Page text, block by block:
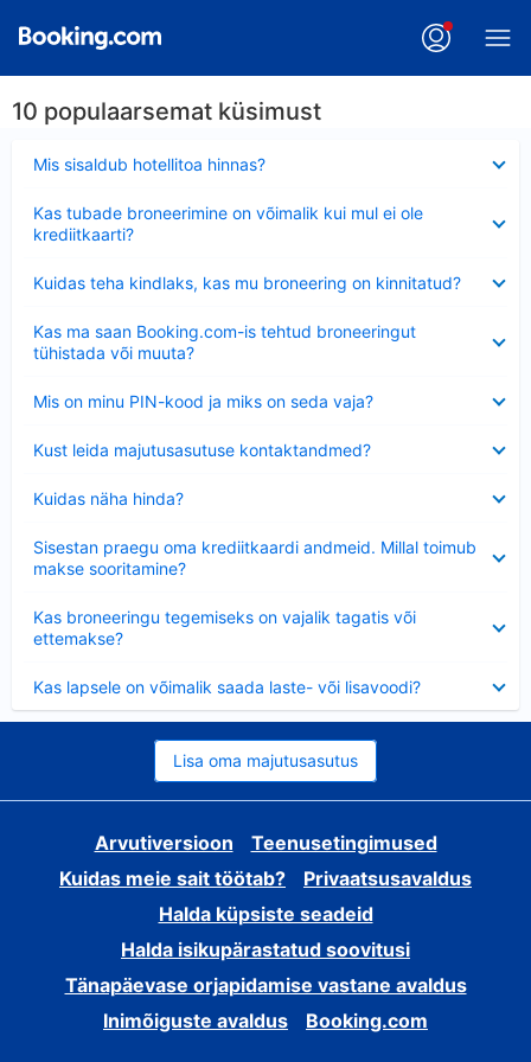
10 populaarsemat küsimust
Mis sisaldub hotellitoa hinnas?
Kas tubade broneerimine on võimalik kui mul ei ole
krediitkaarti?
Kuidas teha kindlaks, kas mu broneering on kinnitatud?
Kas ma saan Booking.com-is tehtud broneeringut
tühistada või muuta?
Mis on minu PIN-kood ja miks on seda vaja?
Kust leida majutusasutuse kontaktandmed?
Kuidas näha hinda?
Sisestan praegu oma krediitkaardi andmeid. Millal toimub
makse sooritamine?
Kas broneeringu tegemiseks on vajalik tagatis või
ettemakse?
Kas lapsele on võimalik saada laste- või lisavoodi?
Lisa oma majutusasutus
Arvutiversioon
Teenusetingimused
Kuidas meie sait töötab?
Privaatsusavaldus
Halda küpsiste seadeid
Halda isikupärastatud soovitusi
Tänapäevase orjapidamise vastane avaldus
Inimõiguste avaldus
Booking.com